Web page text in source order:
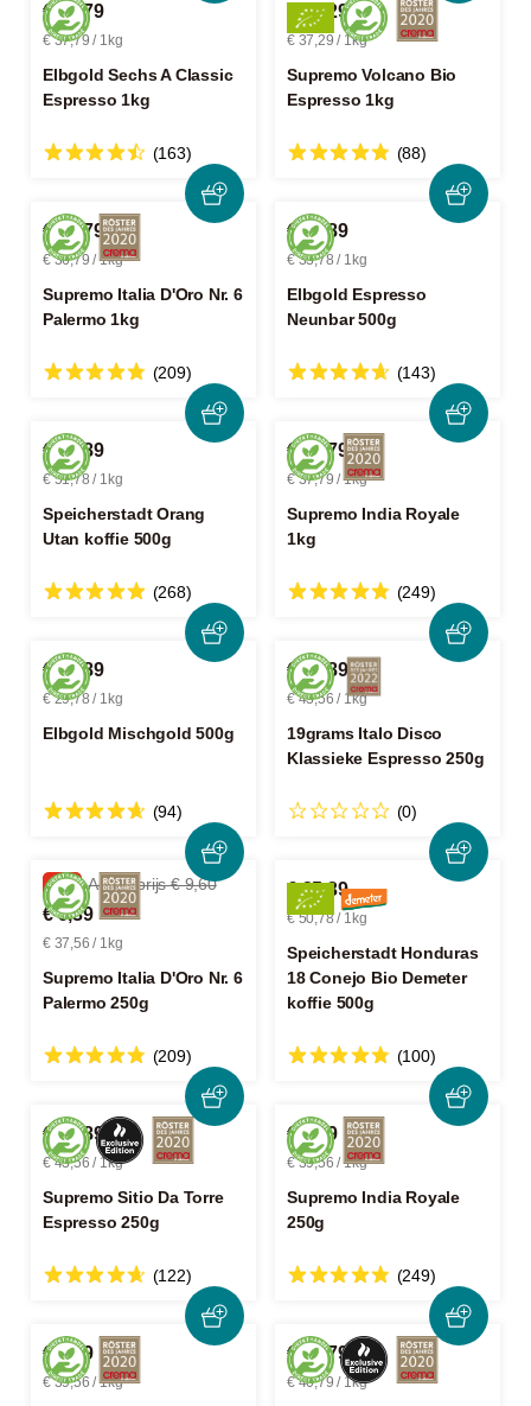
€ 37,79
€ 37,79 / 1kg
Elbgold Sechs A Classic
Espresso 1kg
(163)
€ 37,29
€ 37,29 / 1kg
Supremo Volcano Bio
Espresso 1kg
(88)
€ 36,79
€ 36,79 / 1kg
Supremo Italia D'Oro Nr. 6
Palermo 1kg
(209)
€ 16,89
€ 33,78 / 1kg
Elbgold Espresso
Neunbar 500g
(143)
€ 25,89
€ 51,78 / 1kg
Speicherstadt Orang
Utan koffie 500g
(268)
€ 37,79
€ 37,79 / 1kg
Supremo India Royale
1kg
(249)
€ 14,89
€ 29,78 / 1kg
Elbgold Mischgold 500g
(94)
€ 10,89
€ 43,56 / 1kg
19grams Italo Disco
Klassieke Espresso 250g
(0)
-2% Adviesprijs € 9,60
€ 9,39
€ 37,56 / 1kg
Supremo Italia D'Oro Nr. 6
Palermo 250g
(209)
€ 25,39
€ 50,78 / 1kg
Speicherstadt Honduras
18 Conejo Bio Demeter
koffie 500g
(100)
€ 10,89
€ 43,56 / 1kg
Supremo Sitio Da Torre
Espresso 250g
(122)
€ 9,89
€ 39,56 / 1kg
Supremo India Royale
250g
(249)
€ 9,89
€ 39,56 / 1kg
€ 40,79
€ 40,79 / 1kg